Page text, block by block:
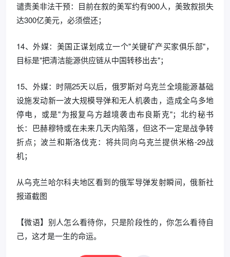
谴责美非法干预：目前在叙的美军约有900人，美致叙损失
达300亿美元，必须偿还；
14、外媒：美国正谋划成立一个"关键矿产买家俱乐部"，
目标是"把清洁能源供应链从中国转移出去"；
15、外媒：时隔25天以后，俄罗斯对乌克兰全境能源基础
设施发动新一波大规模导弹和无人机袭击，造成全乌多地
停电，或是"为报复乌方越境袭击布良斯克"；北约秘书
长：巴赫穆特或在未来几天内陷落，但这不一定是战争转
折点；波兰和斯洛伐克：将共同向乌克兰提供米格-29战
机；
从乌克兰哈尔科夫地区看到的俄军导弹发射瞬间，俄新社
报道截图
【微语】别人怎么看待你，只是阶段性的，你怎么看待自
己，这才是一生的命运。